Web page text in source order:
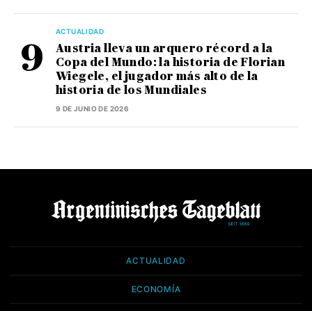
ACTUALIDAD
Austria lleva un arquero récord a la
Copa del Mundo: la historia de Florian
Wiegele, el jugador más alto de la
historia de los Mundiales
9 DE JUNIO DE 2026
ACTUALIDAD
ECONOMÍA